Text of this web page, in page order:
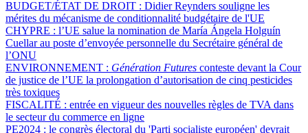
BUDGET/ÉTAT DE DROIT : Didier Reynders souligne les
mérites du mécanisme de conditionnalité budgétaire de l'UE
CHYPRE : l’UE salue la nomination de María Ángela Holguín
Cuellar au poste d’envoyée personnelle du Secrétaire général de
l’ONU
ENVIRONNEMENT : Génération Futures conteste devant la Cour
de justice de l’UE la prolongation d’autorisation de cinq pesticides
très toxiques
FISCALITÉ : entrée en vigueur des nouvelles règles de TVA dans
le secteur du commerce en ligne
PE2024 : le congrès électoral du 'Parti socialiste européen' devrait